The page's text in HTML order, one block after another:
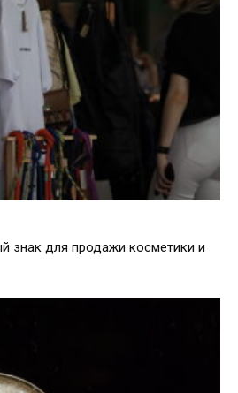
знак для продажи косметики и